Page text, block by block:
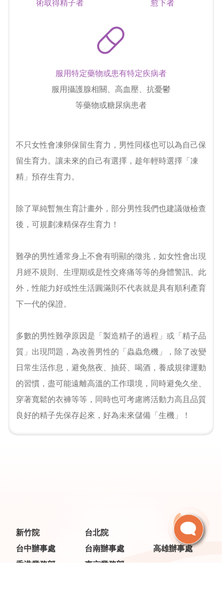
術取得精子者
愈下者
服用特定藥物或患有特定疾病者
服用攝護腺相關、高血壓、抗憂鬱
等藥物或糖尿病患者
不只女性會凍卵保留生育力，男性同樣也可以為自己保
留生育力。讓未來的自己有選擇，趁年輕時選擇「凍
精」預存生育力。
除了單純暫無生育計畫外，部分男性我們也建議做檢查
後，可規劃凍精保存生育力！
難孕的男性通常身上不會有明顯的徵兆，如女性會出現
月經不規則、生理期或是性交疼痛等等的身體警訊。此
外，性能力好或性生活圓滿則不代表就是具有順利產育
下一代的保證。
多數的男性難孕原因是「製造精子的過程」或「精子品
質」出現問題，為改善男性的「蟲蟲危機」，除了改變
日常生活作息，避免熬夜、抽菸、喝酒，養成規律運動
的習慣，盡可能遠離高溫的工作環境，同時避免久坐、
穿著寬鬆的衣褲等等，同時也可考慮將活動力高且品質
良好的精子先保存起來，好為未來儲備「生機」！
新竹院
台北院
台中辦事處
台南辦事處
高雄辦事處
香港業務部
東京業務部